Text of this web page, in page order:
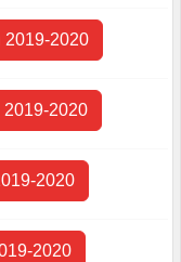
2019-2020
2020
2020
2020